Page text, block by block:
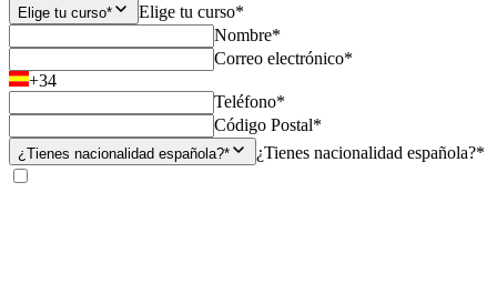
Elige tu curso*
Elige tu curso*
Nombre*
Correo electrónico*
+34
Teléfono*
Código Postal*
¿Tienes nacionalidad española?* ¿Tienes nacionalidad española?*